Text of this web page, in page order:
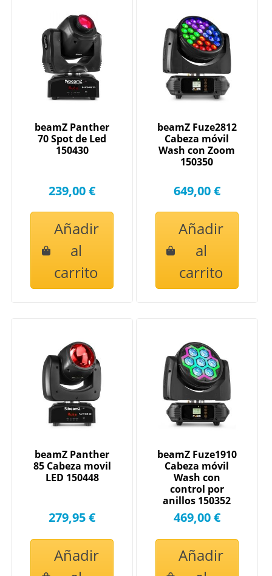
beamZ Panther
70 Spot de Led
150430
239,00 €
Añadir
al
carrito
beamZ Fuze2812
Cabeza móvil
Wash con Zoom
150350
649,00 €
Añadir
al
carrito
beamZ Panther
85 Cabeza movil
LED 150448
279,95 €
Añadir
beamZ Fuze1910
Cabeza móvil
Wash con
control por
anillos 150352
469,00 €
Añadir